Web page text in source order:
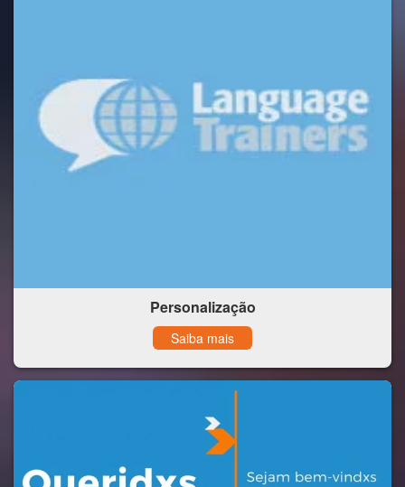
Personalização
Saiba mais